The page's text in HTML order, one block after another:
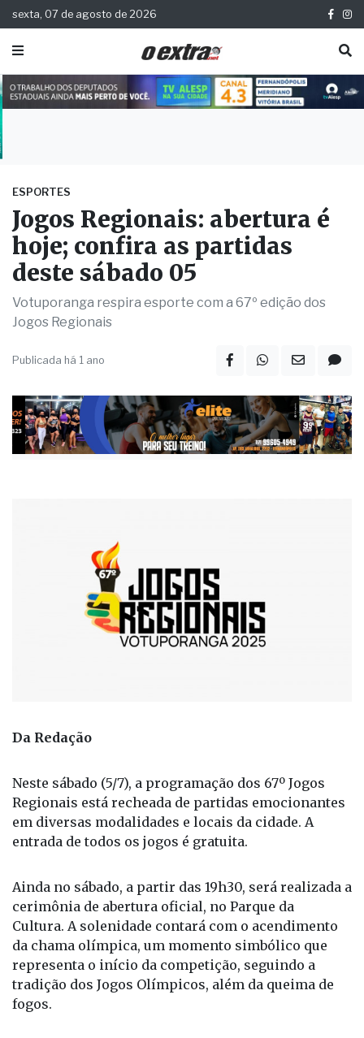
sexta, 07 de agosto de 2026
hoje; confira as partidas
deste sábado 05
Votuporanga respira esporte com a 67º edição dos
Jogos Regionais
Publicada há 1 ano
Neste sábado (5/7), a programação dos 67º Jogos
entrada de todos os jogos é gratuita.
Ainda no sábado, a partir das 19h30, será realizada a
da chama olímpica, um momento simbólico que
representa o início da competição, seguindo a
tradição dos Jogos Olímpicos, além da queima de
fogos.
O encerramento contará com o show do cantor